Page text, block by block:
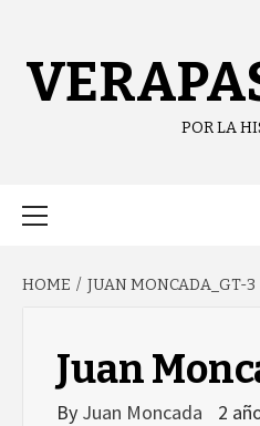
POR LA
HOME JUAN MONCADA_GT-3
Juan
By Juan Moncada 2